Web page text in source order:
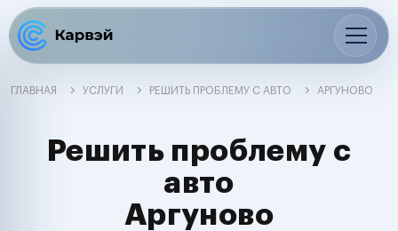
ГЛАВНАЯ УСЛУГИ РЕШИТЬ ПРОБЛЕМУ С АВТО АРГУНОВО
Решить проблему с
авто
Аргуново